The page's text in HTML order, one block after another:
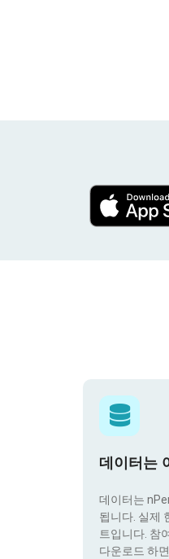
데이터는
데이터는
됩니다. 실제
트입니다. 참
다운로드 하